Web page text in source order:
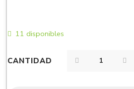
11 disponibles
CANTIDAD